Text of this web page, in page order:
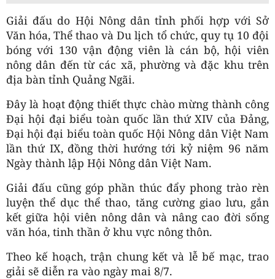
Giải đấu do Hội Nông dân tỉnh phối hợp với Sở
Văn hóa, Thể thao và Du lịch tổ chức, quy tụ 10 đội
bóng với 130 vận động viên là cán bộ, hội viên
nông dân đến từ các xã, phường và đặc khu trên
địa bàn tỉnh Quảng Ngãi.
Đây là hoạt động thiết thực chào mừng thành công
Đại hội đại biểu toàn quốc lần thứ XIV của Đảng,
Đại hội đại biểu toàn quốc Hội Nông dân Việt Nam
lần thứ IX, đồng thời hướng tới kỷ niệm 96 năm
Ngày thành lập Hội Nông dân Việt Nam.
Giải đấu cũng góp phần thúc đẩy phong trào rèn
luyện thể dục thể thao, tăng cường giao lưu, gắn
kết giữa hội viên nông dân và nâng cao đời sống
văn hóa, tinh thần ở khu vực nông thôn.
Theo kế hoạch, trận chung kết và lễ bế mạc, trao
giải sẽ diễn ra vào ngày mai 8/7.